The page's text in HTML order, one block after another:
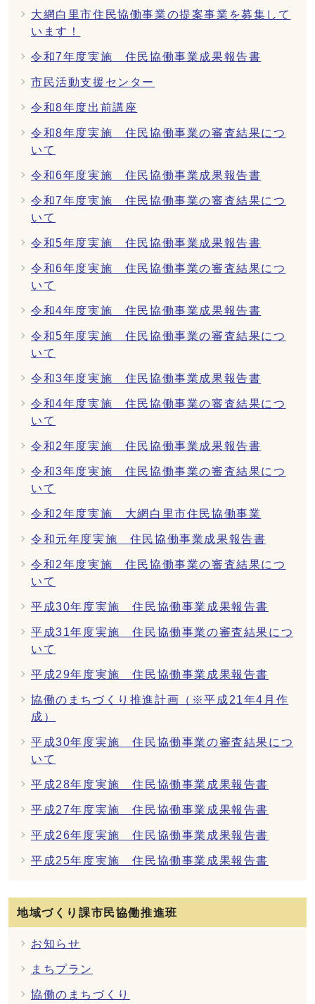
大網白里市住民協働事業の提案事業を募集して
います！
令和7年度実施 住民協働事業成果報告書
市民活動支援センター
令和8年度出前講座
令和8年度実施 住民協働事業の審査結果につ
いて
令和6年度実施 住民協働事業成果報告書
令和7年度実施 住民協働事業の審査結果につ
いて
令和5年度実施 住民協働事業成果報告書
令和6年度実施 住民協働事業の審査結果につ
いて
令和4年度実施 住民協働事業成果報告書
令和5年度実施 住民協働事業の審査結果につ
いて
令和3年度実施 住民協働事業成果報告書
令和4年度実施 住民協働事業の審査結果につ
いて
令和2年度実施 住民協働事業成果報告書
令和3年度実施 住民協働事業の審査結果につ
いて
令和2年度実施 大網白里市住民協働事業
令和元年度実施 住民協働事業成果報告書
令和2年度実施 住民協働事業の審査結果につ
いて
平成30年度実施 住民協働事業成果報告書
平成31年度実施 住民協働事業の審査結果につ
いて
平成29年度実施 住民協働事業成果報告書
協働のまちづくり推進計画（※平成21年4月作
成）
平成30年度実施 住民協働事業の審査結果につ
いて
平成28年度実施 住民協働事業成果報告書
平成27年度実施 住民協働事業成果報告書
平成26年度実施 住民協働事業成果報告書
平成25年度実施 住民協働事業成果報告書
地域づくり課市民協働推進班
お知らせ
まちプラン
協働のまちづくり